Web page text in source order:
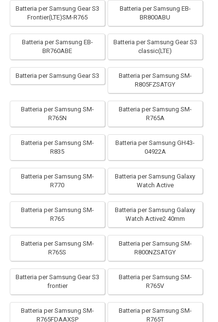
Batteria per Samsung Gear S3
Frontier(LTE)SM-R765
Batteria per Samsung EB-
BR800ABU
Batteria per Samsung EB-
BR760ABE
Batteria per Samsung Gear S3
classic(LTE)
Batteria per Samsung Gear S3
Batteria per Samsung SM-
R805FZSATGY
Batteria per Samsung SM-
R765N
Batteria per Samsung SM-
R765A
Batteria per Samsung SM-
R835
Batteria per Samsung GH43-
04922A
Batteria per Samsung SM-
R770
Batteria per Samsung Galaxy
Watch Active
Batteria per Samsung SM-
R765
Batteria per Samsung Galaxy
Watch Active2 40mm
Batteria per Samsung SM-
R765S
Batteria per Samsung SM-
R800NZSATGY
Batteria per Samsung Gear S3
frontier
Batteria per Samsung SM-
R765V
Batteria per Samsung SM-
R765FDAAXSP
Batteria per Samsung SM-
R765T